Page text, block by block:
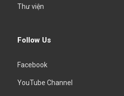
Thư viện
Follow Us
Facebook
YouTube Channel